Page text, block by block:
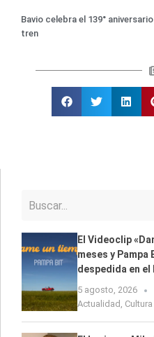
Bavio celebra el 139°
tren
El Videoclip
meses y Pampa
despedida en el
5 agosto, 2026
Actualidad , Cultura